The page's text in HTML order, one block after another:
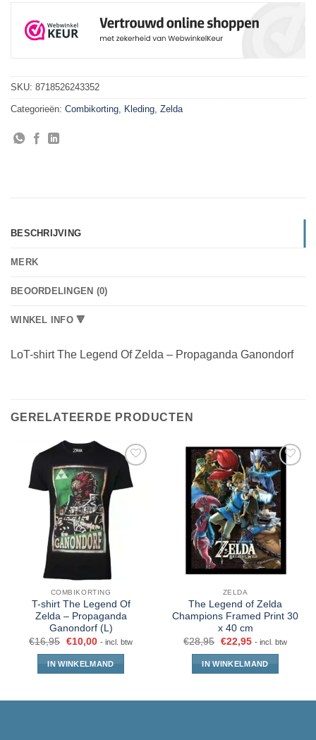
SKU: 8718526243352
Categorieën: Combikorting, Kleding, Zelda
BESCHRIJVING
MERK
BEOORDELINGEN (0)
WINKEL INFO 🔻
LoT-shirt The Legend Of Zelda – Propaganda Ganondorf
GERELATEERDE PRODUCTEN
COMBIKORTING
T-shirt The Legend Of
Zelda – Propaganda
Ganondorf (L)
€16,95 €10,00 - incl. btw
IN WINKELMAND
ZELDA
The Legend of Zelda
Champions Framed Print 30
x 40 cm
€28,95 €22,95 - incl. btw
IN WINKELMAND